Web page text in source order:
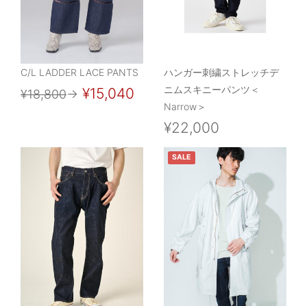
C/L LADDER LACE PANTS
¥18,800→ ¥15,040
ハンガー刺繍ストレッチデ
ニムスキニーパンツ＜
Narrow＞
¥22,000
SALE